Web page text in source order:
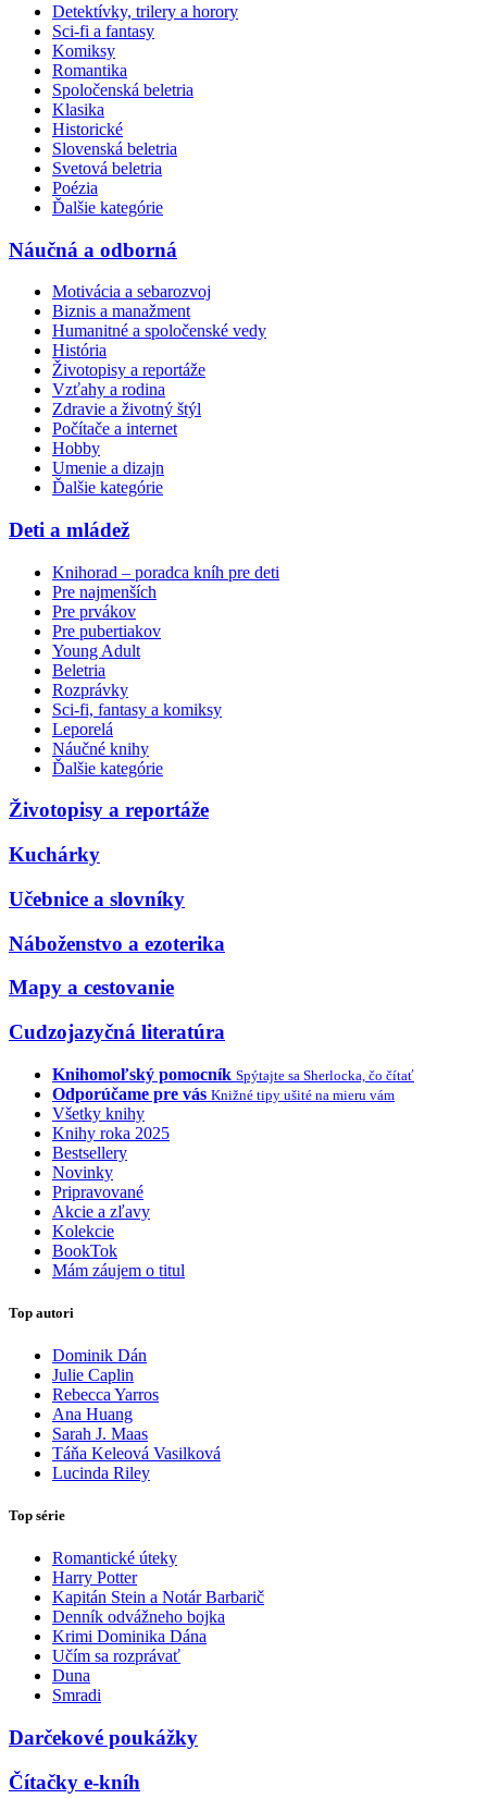
Detektívky, trilery a horory
Sci-fi a fantasy
Komiksy
Romantika
Spoločenská beletria
Klasika
Historické
Slovenská beletria
Svetová beletria
Poézia
Ďalšie kategórie
Náučná a odborná
Motivácia a sebarozvoj
Biznis a manažment
Humanitné a spoločenské vedy
História
Životopisy a reportáže
Vzťahy a rodina
Zdravie a životný štýl
Počítače a internet
Hobby
Umenie a dizajn
Ďalšie kategórie
Deti a mládež
Knihorad – poradca kníh pre deti
Pre najmenších
Pre prvákov
Pre pubertiakov
Young Adult
Beletria
Rozprávky
Sci-fi, fantasy a komiksy
Leporelá
Náučné knihy
Ďalšie kategórie
Životopisy a reportáže
Kuchárky
Učebnice a slovníky
Náboženstvo a ezoterika
Mapy a cestovanie
Cudzojazyčná literatúra
Knihomoľský pomocník Spýtajte sa Sherlocka, čo čítať
Odporúčame pre vás Knižné tipy ušité na mieru vám
Všetky knihy
Knihy roka 2025
Bestsellery
Novinky
Pripravované
Akcie a zľavy
Kolekcie
BookTok
Mám záujem o titul
Top autori
Dominik Dán
Julie Caplin
Rebecca Yarros
Ana Huang
Sarah J. Maas
Táňa Keleová Vasilková
Lucinda Riley
Top série
Romantické úteky
Harry Potter
Kapitán Stein a Notár Barbarič
Denník odvážneho bojka
Krimi Dominika Dána
Učím sa rozprávať
Duna
Smradi
Darčekové poukážky
Čítačky e-kníh